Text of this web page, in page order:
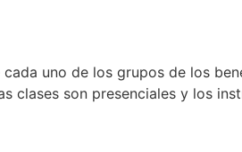
uno de los grupos de los
clases son presenciales y los